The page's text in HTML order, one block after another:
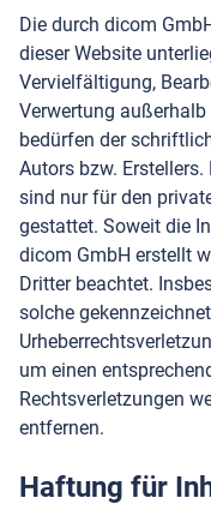
Die durch dicom
dieser Website
Vervielfältigung,
Verwertung außerhalb
bedürfen der
Autors bzw.
sind nur für den
gestattet. Soweit die
dicom GmbH erstellt
Dritter beachtet.
solche
um einen
Rechtsverletzungen
entfernen.
Haftung für